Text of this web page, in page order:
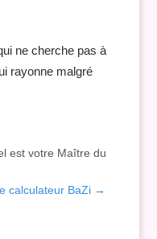
ne cherche pas à
rayonne malgré
est votre Maître du
calculateur BaZi →